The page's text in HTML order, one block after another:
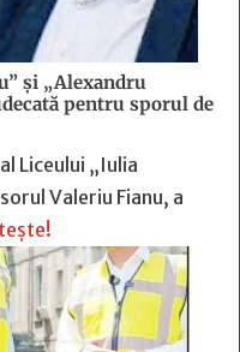
și „Alexandru
pentru sporul de
Liceului „Iulia
Valeriu Fianu, a